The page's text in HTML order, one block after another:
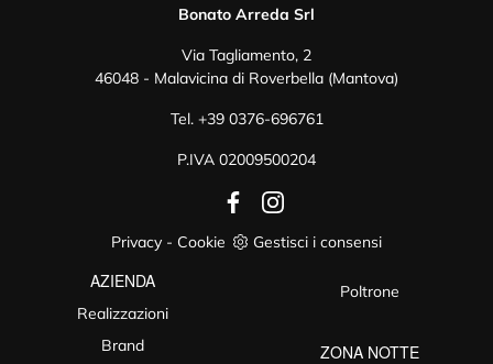
Bonato Arreda Srl
Via Tagliamento, 2
46048 - Malavicina di Roverbella (Mantova)
Tel. +39 0376-696761
P.IVA 02009500204
Privacy - Cookie Gestisci i consensi
AZIENDA
Realizzazioni
Brand
Poltrone
ZONA NOTTE